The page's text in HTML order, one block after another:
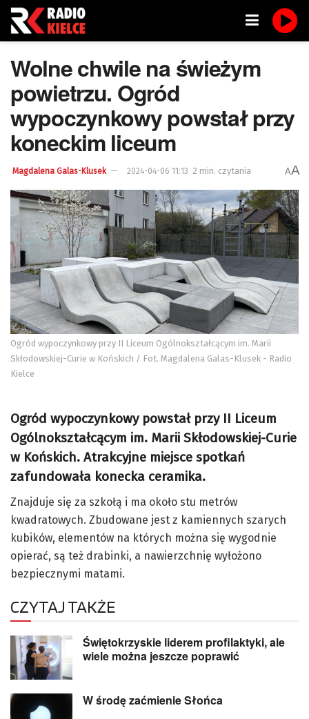
Wolne chwile na świeżym
powietrzu. Ogród
wypoczynkowy powstał przy
koneckim liceum
Magdalena Galas-Klusek 2024-04-06 11:13 2 min. czytania AA
Ogród wypoczynkowy przy II Liceum Ogólnokształcącym im. Marii
Skłodowskiej-Curie w Końskich / Fot. Magdalena Galas-Klusek - Radio
Kielce
Ogród wypoczynkowy powstał przy II Liceum
Ogólnokształcącym im. Marii Skłodowskiej-Curie
w Końskich. Atrakcyjne miejsce spotkań
zafundowała konecka ceramika.
Znajduje się za szkołą i ma około stu metrów
kwadratowych. Zbudowane jest z kamiennych szarych
kubików, elementów na których można się wygodnie
opierać, są też drabinki, a nawierzchnię wyłożono
bezpiecznymi matami.
CZYTAJ TAKŻE
Świętokrzyskie liderem profilaktyki, ale
wiele można jeszcze poprawić
W środę zaćmienie Słońca